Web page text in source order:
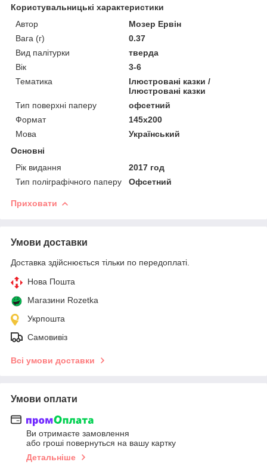
Користувальницькі характеристики
Автор
Мозер Ервін
Вага (г)
0.37
Вид палітурки
тверда
Вік
3-6
Тематика
Ілюстровані казки /
Ілюстровані казки
Тип поверхні паперу
офсетний
Формат
145х200
Мова
Український
Основні
Рік видання
2017 год
Тип поліграфічного паперу
Офсетний
Приховати
Умови доставки
Доставка здійснюється тільки по передоплаті.
Нова Пошта
Магазини Rozetka
Укрпошта
Самовивіз
Всі умови доставки
Умови оплати
Ви отримаєте замовлення
або гроші повернуться на вашу картку
Детальніше